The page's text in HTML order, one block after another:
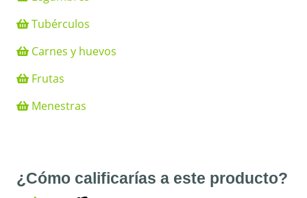
Tubérculos
Carnes y huevos
Frutas
Menestras
¿Cómo calificarías a este producto?